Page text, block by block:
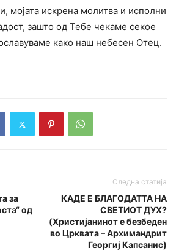
мојата искрена молитва и исполни
зашто од Тебе чекаме секое
како наш небесен Отец.
за
од
Следна статија
КАДЕ Е БЛАГОДАТТА НА
СВЕТИОТ ДУХ?
(Христијанинот е безбеден
во Црквата – Архимандрит
Георгиј Капсанис)